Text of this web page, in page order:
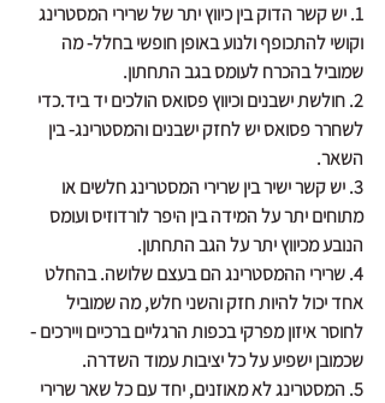
1. יש קשר הדוק בין כיווץ יתר של שרירי המסטרינג
וקושי להתכופף ולנוע באופן חופשי בחלל- מה
שמוביל בהכרח לעומס בגב התחתון.
2. חולשת ישבנים וכיווץ פסואס הולכים יד ביד.כדי
לשחרר פסואס יש לחזק ישבנים והמסטרינג- בין
השאר.
3. יש קשר ישיר בין שרירי המסטרינג חלשים או
מתוחים יתר על המידה בין היפר לורדוזיס ועומס
הנובע מכיווץ יתר על הגב התחתון.
4. שרירי ההמסטרינג הם בעצם שלושה. בהחלט
אחד יכול להיות חזק והשני חלש, מה שמוביל
לחוסר איזון מפרקי בכפות הרגליים ברכיים ויירכים -
שכמובן ישפיע על כל יציבות עמוד השדרה.
5. המסטרינג לא מאוזנים, יחד עם כל שאר שרירי